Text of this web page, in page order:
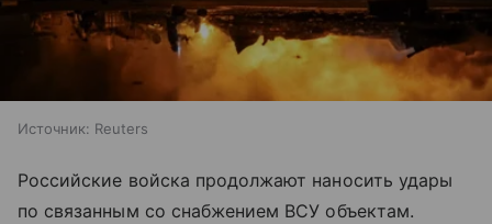
Источник: Reuters
Российские войска продолжают наносить удары
по связанным со снабжением ВСУ объектам.